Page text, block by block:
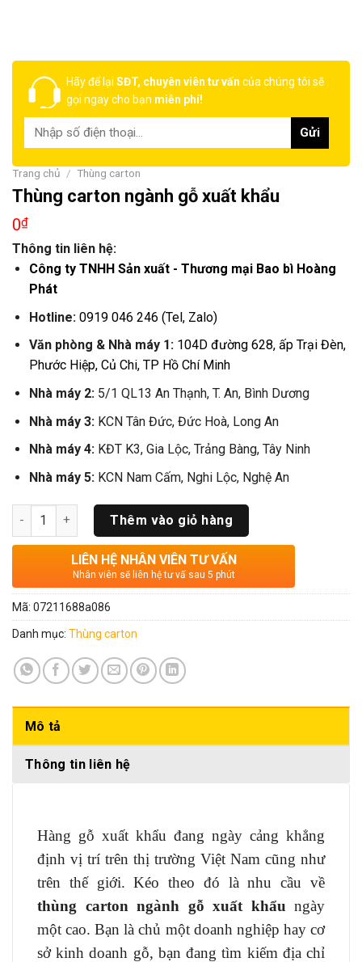
Hãy để lại SĐT, chuyên viên tư vấn của chúng tôi sẽ
gọi ngay cho bạn miễn phí!
Trang chủ / Thùng carton
Thùng carton ngành gỗ xuất khẩu
0₫
Thông tin liên hệ:
Công ty TNHH Sản xuất - Thương mại Bao bì Hoàng
Phát
Hotline: 0919 046 246 (Tel, Zalo)
Văn phòng & Nhà máy 1: 104D đường 628, ấp Trại Đèn,
Phước Hiệp, Củ Chi, TP Hồ Chí Minh
Nhà máy 2:5/1 QL13 An Thạnh, T. An, Bình Dương
Nhà máy 3:KCN Tân Đức, Đức Hoà, Long An
Nhà máy 4:KĐT K3, Gia Lộc, Trảng Bàng, Tây Ninh
Nhà máy 5:KCN Nam Cấm, Nghi Lộc, Nghệ An
Số lượng Thêm vào giỏ hàng
LIÊN HỆ NHÂN VIÊN TƯ VẤN
Nhân viên sẽ liên hệ tư vấ sau 5 phút
Mã: 07211688a086
Danh mục: Thùng carton
Mô tả
Thông tin liên hệ
Hàng gỗ xuất khẩu đang ngày cảng khẳng
định vị trí trên thị trường Việt Nam cũng như
trên thế giới. Kéo theo đó là nhu cầu về
thùng carton ngành gỗ xuất khẩu ngày
một cao. Bạn là chủ một doanh nghiệp hay cơ
sở kinh doanh gỗ, bạn đang tìm kiếm địa chỉ